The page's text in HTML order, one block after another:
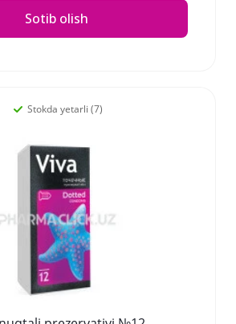
Sotib olish
Stokda yetarli (7)